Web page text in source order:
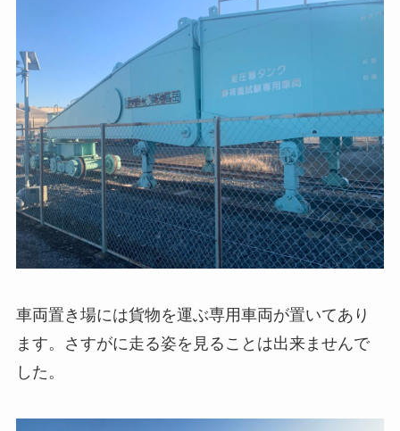
車両置き場には貨物を運ぶ専用車両が置いてあり
ます。さすがに走る姿を見ることは出来ませんで
した。